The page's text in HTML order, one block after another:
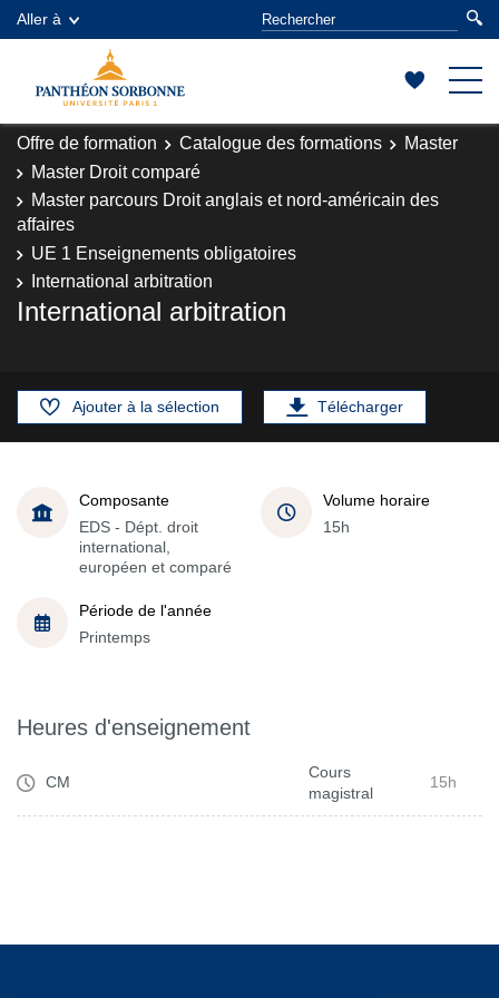
Aller à
Offre de formation Catalogue des formations
Master
Master Droit comparé
Master parcours Droit anglais et nord-américain des
affaires
UE 1 Enseignements obligatoires
International arbitration
International arbitration
Ajouter à la sélection Télécharger
Composante
EDS - Dépt. droit
international,
européen et comparé
Volume horaire
15h
Période de l'année
Printemps
Heures d'enseignement
CM
Cours
magistral
15h